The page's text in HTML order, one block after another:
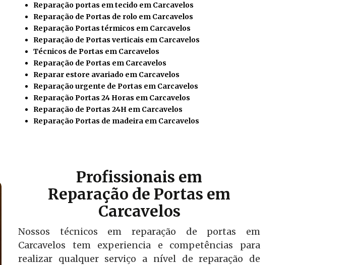
Reparação portas em tecido em Carcavelos
Reparação de Portas de rolo em Carcavelos
Reparação Portas térmicos em Carcavelos
Reparação de Portas verticais em Carcavelos
Técnicos de Portas em Carcavelos
Reparação de Portas em Carcavelos
Reparar estore avariado em Carcavelos
Reparação urgente de Portas em Carcavelos
Reparação Portas 24 Horas em Carcavelos
Reparação de Portas 24H em Carcavelos
Reparação Portas de madeira em Carcavelos
Profissionais em
Reparação de Portas em
Carcavelos
Nossos técnicos em reparação de portas em
Carcavelos tem experiencia e competências para
realizar qualquer serviço a nível de reparação de